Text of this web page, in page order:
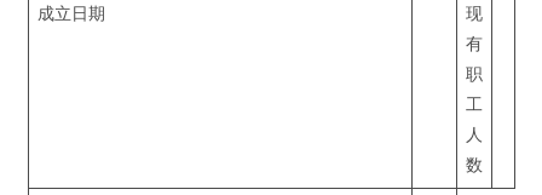
成立日期
现
有
职
工
人
数